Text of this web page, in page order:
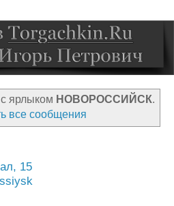
ярлыком НОВОРОССИЙСК.
все сообщения
15